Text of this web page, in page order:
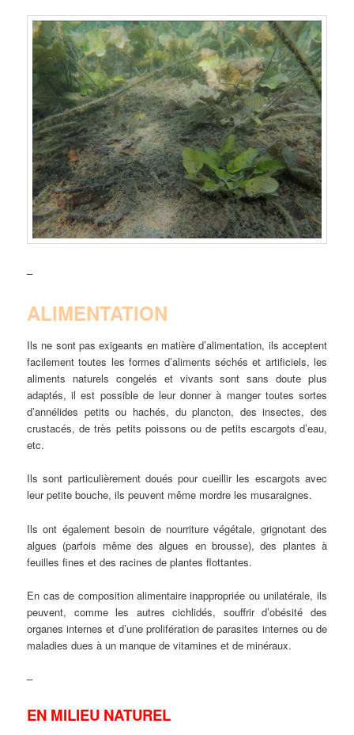
–
ALIMENTATION
Ils ne sont pas exigeants en matière d’alimentation, ils acceptent
facilement toutes les formes d’aliments séchés et artificiels, les
aliments naturels congelés et vivants sont sans doute plus
adaptés, il est possible de leur donner à manger toutes sortes
d’annélides petits ou hachés, du plancton, des insectes, des
crustacés, de très petits poissons ou de petits escargots d’eau,
etc.
Ils sont particulièrement doués pour cueillir les escargots avec
leur petite bouche, ils peuvent même mordre les musaraignes.
Ils ont également besoin de nourriture végétale, grignotant des
algues (parfois même des algues en brousse), des plantes à
feuilles fines et des racines de plantes flottantes.
En cas de composition alimentaire inappropriée ou unilatérale, ils
peuvent, comme les autres cichlidés, souffrir d’obésité des
organes internes et d’une prolifération de parasites internes ou de
maladies dues à un manque de vitamines et de minéraux.
–
EN MILIEU NATUREL